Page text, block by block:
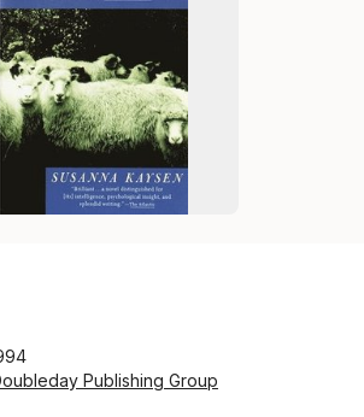
Publishing Group